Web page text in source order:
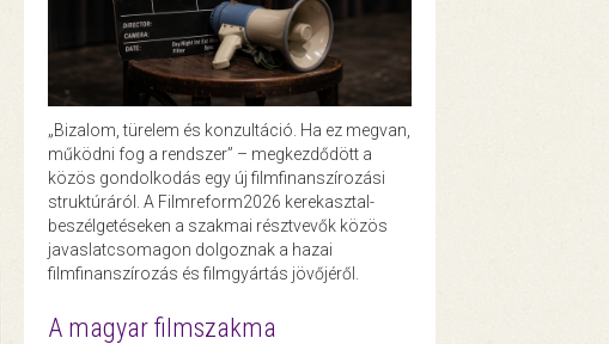
„Bizalom, türelem és konzultáció. Ha ez megvan,
működni fog a rendszer” – megkezdődött a
közös gondolkodás egy új filmfinanszírozási
struktúráról. A Filmreform2026 kerekasztal-
beszélgetéseken a szakmai résztvevők közös
javaslatcsomagon dolgoznak a hazai
filmfinanszírozás és filmgyártás jövőjéről.
A magyar filmszakma